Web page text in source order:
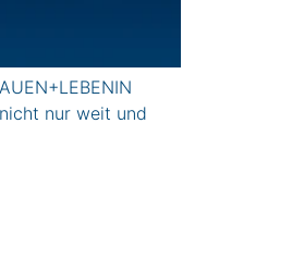
nur weit und